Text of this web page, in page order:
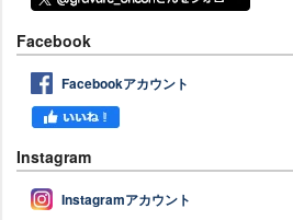
Facebook
Facebookアカウント
Instagram
Instagramアカウント